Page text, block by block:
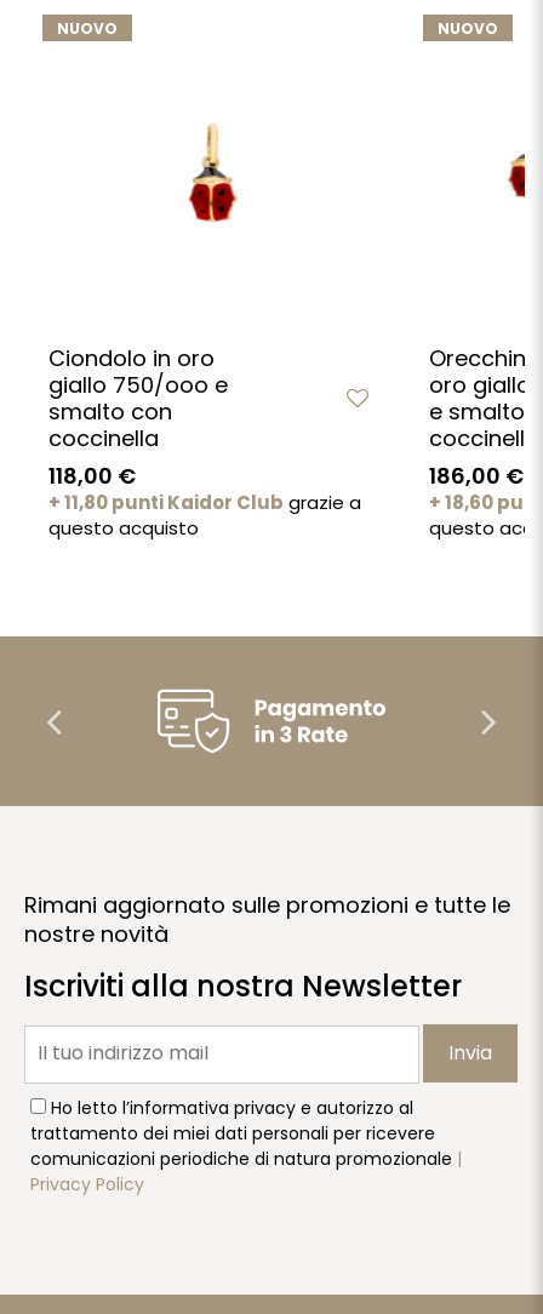
NUOVO
Ciondolo in oro
giallo 750/ooo e
smalto con
coccinella
118,00 €
+ 11,80 punti Kaidor Club grazie a
questo acquisto
NUOVO
Orecchini
oro giallo
e smalto
coccinella
186,00 €
+ 18,60
questo
Rimani aggiornato sulle promozioni e tutte le
nostre novità
Iscriviti alla nostra Newsletter
Invia
Ho letto l’informativa privacy e autorizzo al
trattamento dei miei dati personali per ricevere
comunicazioni periodiche di natura promozionale |
Privacy Policy